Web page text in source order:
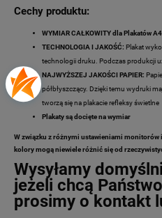
Cechy produktu:
WYMIAR CAŁKOWITY dla Plakatów
TECHNOLOGIA I JAKOŚĆ: Plakat
technologii druku. Podczas produkcji
NAJWYŻSZEJ JAKOŚCI PAPIER:
półbłyszczący. Dzięki temu wydruki
tworzą się na plakacie refleksy świetlne
Plakaty są docięte na wymiar
W związku z różnymi ustawieniami
kolory mogą niewiele różnić się od
Wysyłamy
jeżeli chcą
prosimy o kontakt